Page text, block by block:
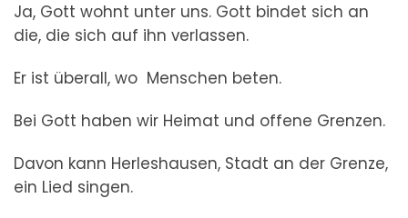
Ja, Gott wohnt unter uns. Gott bindet sich an
die, die sich auf ihn verlassen.
Er ist überall, wo Menschen beten.
Bei Gott haben wir Heimat und offene Grenzen.
Davon kann Herleshausen, Stadt an der Grenze,
ein Lied singen.